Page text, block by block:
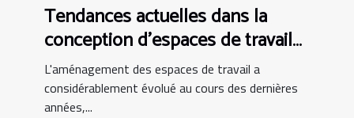
Tendances actuelles dans la
conception d'espaces de travail
modernes
L'aménagement des espaces de travail a
considérablement évolué au cours des dernières
années,...